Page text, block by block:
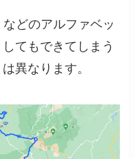
どのアルファベッ
てもできてしまう
異なります。